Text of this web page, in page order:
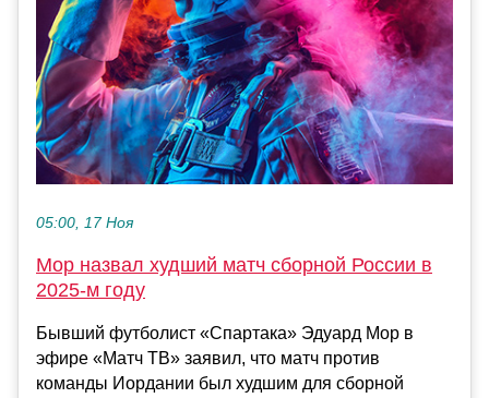
05:00, 17 Ноя
Мор назвал худший матч сборной России в
2025‑м году
Бывший футболист «Спартака» Эдуард Мор в
эфире «Матч ТВ» заявил, что матч против
команды Иордании был худшим для сборной